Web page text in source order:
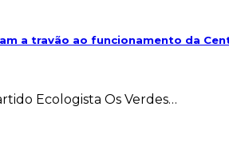
a travão ao funcionamento da
Ecologista Os Verdes…